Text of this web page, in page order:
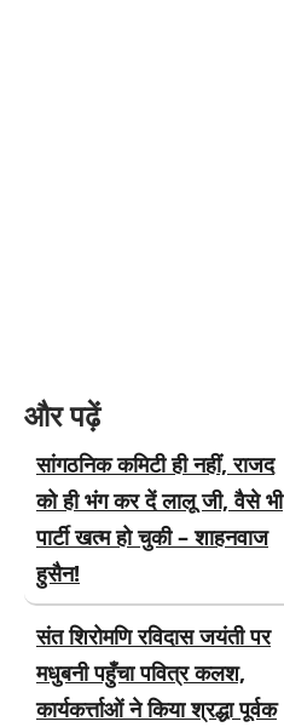
और पढ़ें
सांगठनिक कमिटी ही नहीं, राजद
को ही भंग कर दें लालू जी, वैसे भी
पार्टी खत्म हो चुकी – शाहनवाज
हुसैन!
संत शिरोमणि रविदास जयंती पर
मधुबनी पहुँचा पवित्र कलश,
कार्यकर्त्ताओं ने किया श्रद्धा पूर्वक